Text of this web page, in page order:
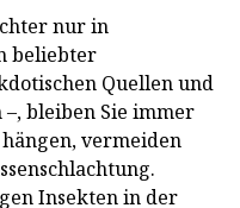
nur in
beliebter
Quellen und
bleiben Sie immer
vermeiden
Insekten in der